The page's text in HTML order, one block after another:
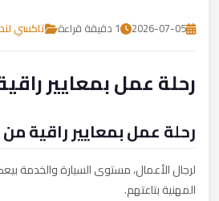
2026-07-05 1 دقيقة قراءة تاكسي لندن
رحلة عمل بمعايير راقية
رحلة عمل بمعايير راقية من
لرجال الأعمال، مستوى السيارة والخدمة
المهنية بتاعتهم.